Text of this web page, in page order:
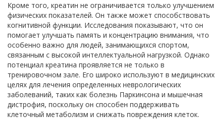
Кроме того, креатин не ограничивается только улучшением
физических показателей. Он также может способствовать
когнитивной функции. Исследования показывают, что он
помогает улучшать память и концентрацию внимания, что
особенно важно для людей, занимающихся спортом,
связанным с высокой интеллектуальной нагрузкой. Однако
потенциал креатина проявляется не только в
тренировочном зале. Его широко используют в медицинских
целях для лечения определенных неврологических
заболеваний, таких как болезнь Паркинсона и мышечная
дистрофия, поскольку он способен поддерживать
клеточный метаболизм и снижать повреждения клеток.